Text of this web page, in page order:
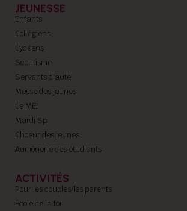
JEUNESSE
Enfants
Collégiens
Lycéens
Scoutisme
Servants d'autel
Messe des jeunes
Le MEJ
Mardi Spi
Choeur des jeunes
Aumônerie des étudiants
ACTIVITÉS
Pour les couples/les parents
École de la foi